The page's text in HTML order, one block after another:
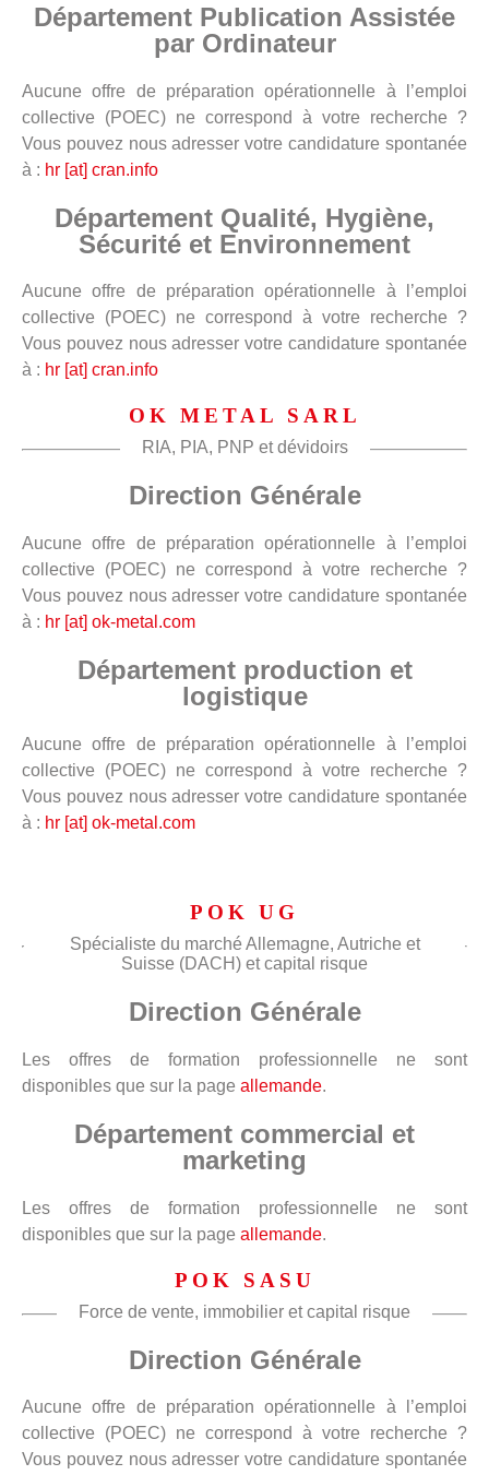
Département Publication Assistée
par Ordinateur
Aucune offre de préparation opérationnelle à l’emploi
collective (POEC) ne correspond à votre recherche ?
Vous pouvez nous adresser votre candidature spontanée
à : hr [at] cran.info
Département Qualité, Hygiène,
Sécurité et Environnement
Aucune offre de préparation opérationnelle à l’emploi
collective (POEC) ne correspond à votre recherche ?
Vous pouvez nous adresser votre candidature spontanée
à : hr [at] cran.info
OK METAL SARL
RIA, PIA, PNP et dévidoirs
Direction Générale
Aucune offre de préparation opérationnelle à l’emploi
collective (POEC) ne correspond à votre recherche ?
Vous pouvez nous adresser votre candidature spontanée
à : hr [at] ok-metal.com
Département production et
logistique
Aucune offre de préparation opérationnelle à l’emploi
collective (POEC) ne correspond à votre recherche ?
Vous pouvez nous adresser votre candidature spontanée
à : hr [at] ok-metal.com
POK UG
Spécialiste du marché Allemagne, Autriche et
Suisse (DACH) et capital risque
Direction Générale
Les offres de formation professionnelle ne sont
disponibles que sur la page allemande.
Département commercial et
marketing
Les offres de formation professionnelle ne sont
disponibles que sur la page allemande.
POK SASU
Force de vente, immobilier et capital risque
Direction Générale
Aucune offre de préparation opérationnelle à l’emploi
collective (POEC) ne correspond à votre recherche ?
Vous pouvez nous adresser votre candidature spontanée